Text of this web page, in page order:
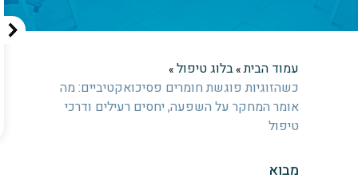
עמוד הבית»בלוג טיפול»
כשהזוגיות פוגשת חומרים פסיכואקטיביים: מה
אומר המחקר על השפעה, יחסים רעילים ודרכי
טיפול
מבוא